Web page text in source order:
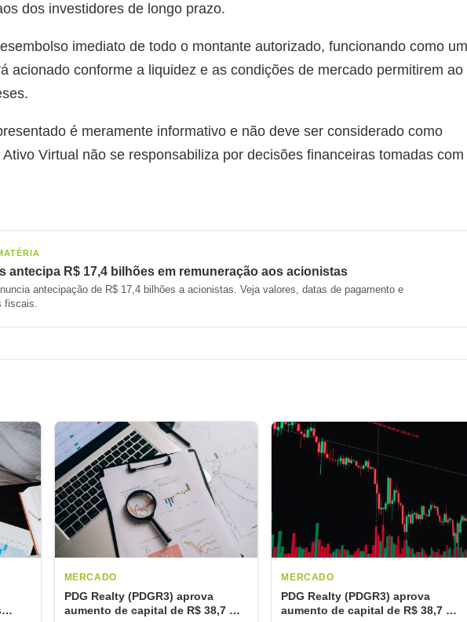
dos investidores de longo prazo.
imediato de todo o montante autorizado, funcionando como um
acionado conforme a liquidez e as condições de mercado permitirem ao
é meramente informativo e não deve ser considerado como
Virtual não se responsabiliza por decisões financeiras tomadas com
antecipa R$ 17,4 bilhões em remuneração aos acionistas
antecipação de R$ 17,4 bilhões a acionistas. Veja valores, datas de pagamento e
fiscais.
MERCADO
PDG Realty (PDGR3) aprova
aumento de capital de R$ 38,7 mi
MERCADO
PDG Realty (PDGR3) aprova
aumento de capital de R$ 38,7 mi